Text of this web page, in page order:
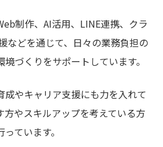
制作、AI活用、LINE連携、クラ
などを通じて、日々の業務負担の
づくりをサポートしています。
成やキャリア支援にも力を入れて
やスキルアップを考えている方
ています。